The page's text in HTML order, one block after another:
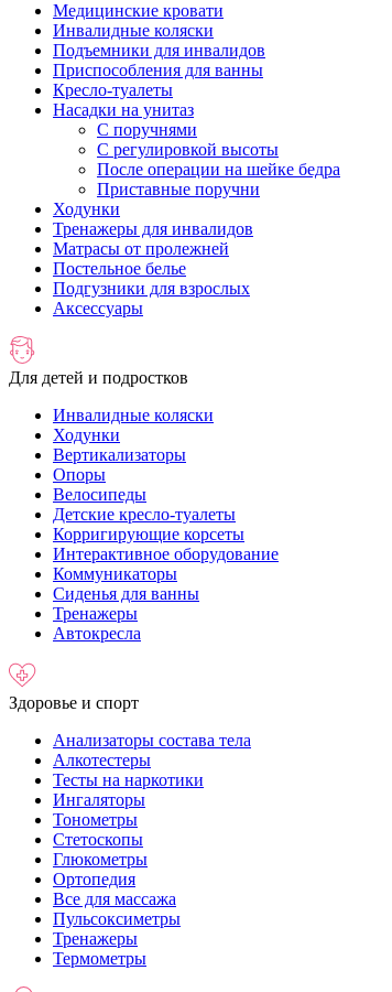
Медицинские кровати
Инвалидные коляски
Подъемники для инвалидов
Приспособления для ванны
Кресло-туалеты
Насадки на унитаз
С поручнями
С регулировкой высоты
После операции на шейке бедра
Приставные поручни
Ходунки
Тренажеры для инвалидов
Матрасы от пролежней
Постельное белье
Подгузники для взрослых
Аксессуары
Для детей и подростков
Инвалидные коляски
Ходунки
Вертикализаторы
Опоры
Велосипеды
Детские кресло-туалеты
Корригирующие корсеты
Интерактивное оборудование
Коммуникаторы
Сиденья для ванны
Тренажеры
Автокресла
Здоровье и спорт
Анализаторы состава тела
Алкотестеры
Тесты на наркотики
Ингаляторы
Тонометры
Стетоскопы
Глюкометры
Ортопедия
Все для массажа
Пульсоксиметры
Тренажеры
Термометры